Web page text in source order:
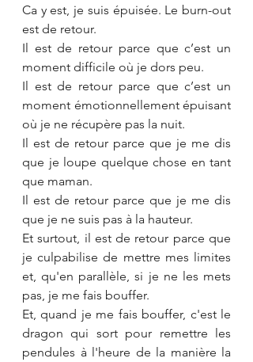
Ca y est, je suis épuisée. Le burn-out
est de retour.
Il est de retour parce que c’est un
moment difficile où je dors peu.
Il est de retour parce que c’est un
moment émotionnellement épuisant
où je ne récupère pas la nuit.
Il est de retour parce que je me dis
que je loupe quelque chose en tant
que maman.
Il est de retour parce que je me dis
que je ne suis pas à la hauteur.
Et surtout, il est de retour parce que
je culpabilise de mettre mes limites
et, qu'en parallèle, si je ne les mets
pas, je me fais bouffer.
Et, quand je me fais bouffer, c'est le
dragon qui sort pour remettre les
pendules à l'heure de la manière la